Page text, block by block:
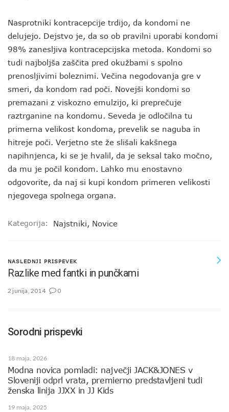
Nasprotniki kontracepcije trdijo, da kondomi ne
delujejo. Dejstvo je, da so ob pravilni uporabi kondomi
98% zanesljiva kontracepcijska metoda. Kondomi so
tudi najboljša zaščita pred okužbami s spolno
prenosljivimi boleznimi. Večina negodovanja gre v
smeri, da kondom rad poči. Novejši kondomi so
premazani z viskozno emulzijo, ki preprečuje
raztrganine na kondomu. Seveda je odločilna tu
primerna velikost kondoma, prevelik se naguba in
hitreje poči. Verjetno ste že slišali kakšnega
napihnjenca, ki se je hvalil, da je seksal tako močno,
da mu je počil kondom. Lahko mu enostavno
odgovorite, da naj si kupi kondom primeren velikosti
njegovega spolnega organa.
Kategorija: Najstniki, Novice
NASLEDNJI PRISPEVEK
Razlike med fantki in punčkami
2 junija, 2014 0
Sorodni prispevki
18 maja, 2026
Modna novica pomladi: največji JACK&JONES v
Sloveniji odprl vrata, premierno predstavljeni tudi
ženska linija JJXX in JJ Kids
19 maja, 2025